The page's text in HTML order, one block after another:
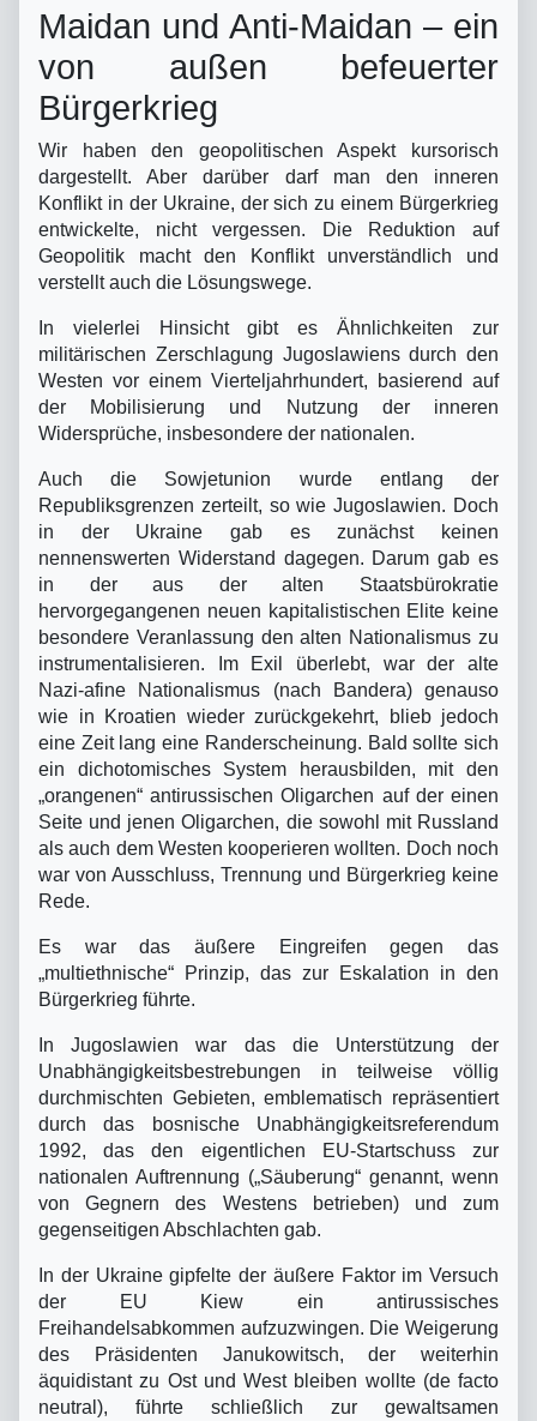
Maidan und Anti-Maidan – ein
von außen befeuerter
Bürgerkrieg
Wir haben den geopolitischen Aspekt kursorisch
dargestellt. Aber darüber darf man den inneren
Konflikt in der Ukraine, der sich zu einem Bürgerkrieg
entwickelte, nicht vergessen. Die Reduktion auf
Geopolitik macht den Konflikt unverständlich und
verstellt auch die Lösungswege.
In vielerlei Hinsicht gibt es Ähnlichkeiten zur
militärischen Zerschlagung Jugoslawiens durch den
Westen vor einem Vierteljahrhundert, basierend auf
der Mobilisierung und Nutzung der inneren
Widersprüche, insbesondere der nationalen.
Auch die Sowjetunion wurde entlang der
Republiksgrenzen zerteilt, so wie Jugoslawien. Doch
in der Ukraine gab es zunächst keinen
nennenswerten Widerstand dagegen. Darum gab es
in der aus der alten Staatsbürokratie
hervorgegangenen neuen kapitalistischen Elite keine
besondere Veranlassung den alten Nationalismus zu
instrumentalisieren. Im Exil überlebt, war der alte
Nazi-afine Nationalismus (nach Bandera) genauso
wie in Kroatien wieder zurückgekehrt, blieb jedoch
eine Zeit lang eine Randerscheinung. Bald sollte sich
ein dichotomisches System herausbilden, mit den
„orangenen“ antirussischen Oligarchen auf der einen
Seite und jenen Oligarchen, die sowohl mit Russland
als auch dem Westen kooperieren wollten. Doch noch
war von Ausschluss, Trennung und Bürgerkrieg keine
Rede.
Es war das äußere Eingreifen gegen das
„multiethnische“ Prinzip, das zur Eskalation in den
Bürgerkrieg führte.
In Jugoslawien war das die Unterstützung der
Unabhängigkeitsbestrebungen in teilweise völlig
durchmischten Gebieten, emblematisch repräsentiert
durch das bosnische Unabhängigkeitsreferendum
1992, das den eigentlichen EU-Startschuss zur
nationalen Auftrennung („Säuberung“ genannt, wenn
von Gegnern des Westens betrieben) und zum
gegenseitigen Abschlachten gab.
In der Ukraine gipfelte der äußere Faktor im Versuch
der EU Kiew ein antirussisches
Freihandelsabkommen aufzuzwingen. Die Weigerung
des Präsidenten Janukowitsch, der weiterhin
äquidistant zu Ost und West bleiben wollte (de facto
neutral), führte schließlich zur gewaltsamen